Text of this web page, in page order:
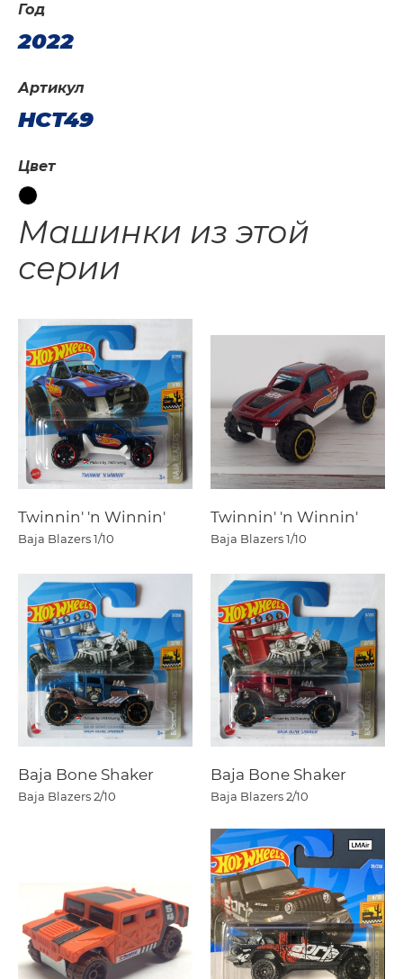
Год
2022
Артикул
HCT49
Цвет
Машинки из этой
серии
Twinnin' 'n Winnin'
Baja Blazers1/10
Twinnin' 'n Winnin'
Baja Blazers1/10
Baja Bone Shaker
Baja Blazers2/10
Baja Bone Shaker
Baja Blazers2/10